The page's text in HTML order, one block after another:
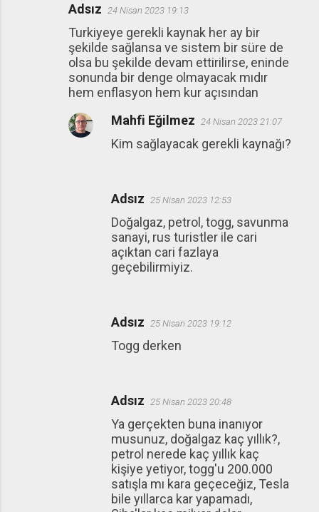
Adsız 24 Nisan 2023 19:13
Turkiyeye gerekli kaynak her ay bir
şekilde sağlansa ve sistem bir süre de
olsa bu şekilde devam ettirilirse, eninde
sonunda bir denge olmayacak mıdır
hem enflasyon hem kur açısından
Mahfi Eğilmez
24 Nisan 2023 21:07
Kim sağlayacak gerekli kaynağı?
Adsız 25 Nisan 2023 12:53
Doğalgaz, petrol, togg, savunma
sanayi, rus turistler ile cari
açıktan cari fazlaya
geçebilirmiyiz.
Adsız 25 Nisan 2023 19:12
Togg derken
Adsız 25 Nisan 2023 20:48
Ya gerçekten buna inanıyor
musunuz, doğalgaz kaç yıllık?,
petrol nerede kaç yıllık kaç
kişiye yetiyor, togg'u 200.000
satışla mı kara geçeceğiz, Tesla
bile yıllarca kar yapamadı,